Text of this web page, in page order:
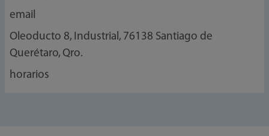
email
Oleoducto 8, Industrial, 76138 Santiago de
Querétaro, Qro.
horarios